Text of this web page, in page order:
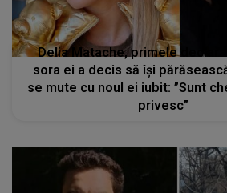
Delia Matache, primele
sora ei a decis să își
se mute cu noul ei iubit: ”Sunt
privesc”